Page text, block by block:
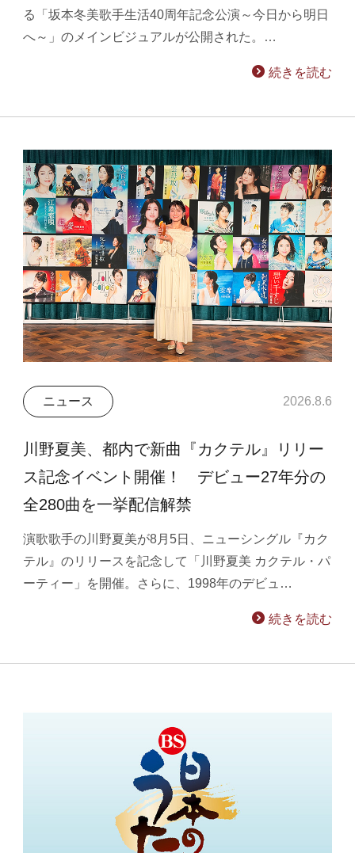
る「坂本冬美歌手生活40周年記念公演～今日から明日
へ～」のメインビジュアルが公開された。…
続きを読む
ニュース 2026.8.6
川野夏美、都内で新曲『カクテル』リリー
ス記念イベント開催！ デビュー27年分の
全280曲を一挙配信解禁
演歌歌手の川野夏美が8月5日、ニューシングル『カク
テル』のリリースを記念して「川野夏美 カクテル・パ
ーティー」を開催。さらに、1998年のデビュ…
続きを読む